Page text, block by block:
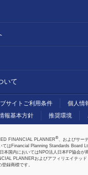
いて
サイトご利用条件
個人情
報基本方針
推奨環境
FINANCIAL PLANNER®、およびサー
てはFinancial Planning Standards Board
本国内においてはNPO法人日本FP協会が
PLANNERおよびアフィリエイテッ
録商標です。